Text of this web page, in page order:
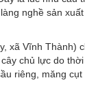
nghề sản
xã Vĩnh Thành)
chủ lực do
riêng, măng